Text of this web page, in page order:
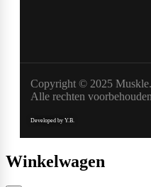
Copyright © 2025 Muskle.
Alle rechten voorbehouden
Developed by Y.B.
Winkelwagen